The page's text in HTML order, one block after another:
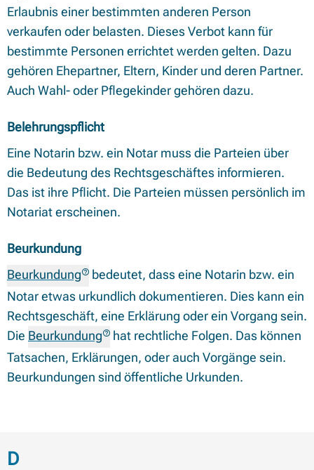
Erlaubnis einer bestimmten anderen Person
verkaufen oder belasten. Dieses Verbot kann für
bestimmte Personen errichtet werden gelten. Dazu
gehören Ehepartner, Eltern, Kinder und deren Partner.
Auch Wahl- oder Pflegekinder gehören dazu.
Belehrungspflicht
Eine Notarin bzw. ein Notar muss die Parteien über
die Bedeutung des Rechtsgeschäftes informieren.
Das ist ihre Pflicht. Die Parteien müssen persönlich im
Notariat erscheinen.
Beurkundung
Beurkundung
bedeutet, dass eine Notarin bzw. ein
Notar etwas urkundlich dokumentieren. Dies kann ein
Rechtsgeschäft, eine Erklärung oder ein Vorgang sein.
Die Beurkundung
hat rechtliche Folgen. Das können
Tatsachen, Erklärungen, oder auch Vorgänge sein.
Beurkundungen sind öffentliche Urkunden.
Begriffe mit Anfangsbuchstabe
D